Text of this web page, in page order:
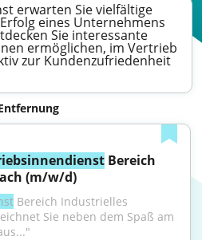
erwarten Sie vielfältige
eines Unternehmens
Sie interessante
ermöglichen, im Vertrieb
zur Kundenzufriedenheit
Bereich
(m/w/d)
Bereich Industrielles
Sie neben dem Spaß am